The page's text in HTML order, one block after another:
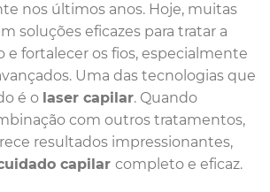
nos últimos anos. Hoje, muitas
soluções eficazes para tratar a
e fortalecer os fios, especialmente
Uma das tecnologias que
é o laser capilar. Quando
com outros tratamentos,
resultados impressionantes,
capilar completo e eficaz.